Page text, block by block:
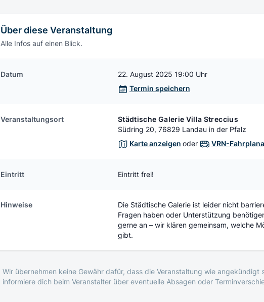
Über diese Veranstaltung
Alle Infos auf einen Blick.
Datum
22. August 2025 19:00 Uhr
Termin speichern
Veranstaltungsort
Städtische Galerie Villa Streccius
Südring 20, 76829 Landau in der Pfalz
Karte anzeigen oder VRN-
Eintritt Eintritt frei!
Hinweise
Die Städtische Galerie ist leider nicht
Fragen haben oder Unterstützung
gerne an – wir klären gemeinsam, welche
gibt.
Wir übernehmen keine Gewähr dafür, dass die Veranstaltung wie
informiere dich beim Veranstalter über eventuelle Absagen oder